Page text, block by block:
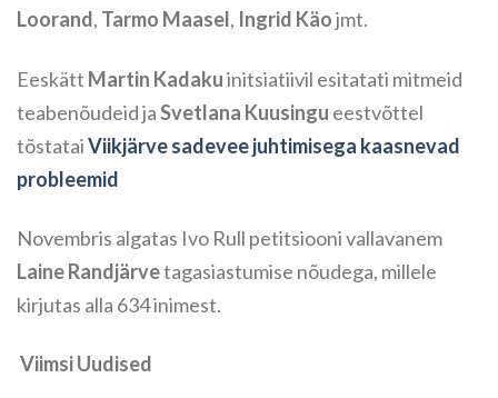
Loorand, Tarmo Maasel, Ingrid Käojmt.
Eeskätt Martin Kadakuinitsiatiivil esitatati mitmeid
teabenõudeid jaSvetlana Kuusingu eestvõttel
tõstataiViikjärve sadevee juhtimisega kaasnevad
probleemid
Novembris algatas Ivo Rull petitsiooni vallavanem
Laine Randjärvetagasiastumise nõudega, millele
kirjutas alla 634 inimest.
Viimsi Uudised